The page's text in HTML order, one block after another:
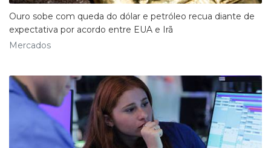
Ouro sobe com queda do dólar e petróleo recua diante de
expectativa por acordo entre EUA e Irã
Mercados